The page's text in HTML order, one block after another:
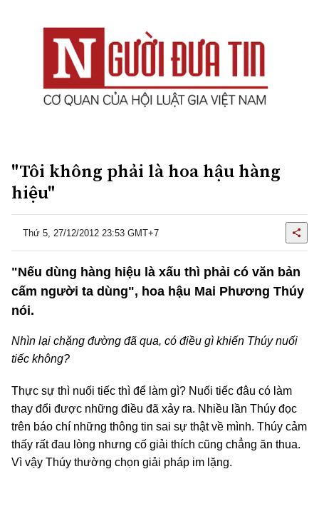
"Tôi không phải là hoa hậu hàng
hiệu"
Thứ 5, 27/12/2012 23:53 GMT+7
"Nếu dùng hàng hiệu là xấu thì phải có văn bản
cấm người ta dùng", hoa hậu Mai Phương Thúy
nói.
Nhìn lại chặng đường đã qua, có điều gì khiến Thúy nuối
tiếc không?
Thực sự thì nuối tiếc thì để làm gì? Nuối tiếc đâu có làm
thay đổi được những điều đã xảy ra. Nhiều lần Thúy đọc
trên báo chí những thông tin sai sự thật về mình. Thúy cảm
thấy rất đau lòng nhưng cố giải thích cũng chẳng ăn thua.
Vì vậy Thúy thường chọn giải pháp im lặng.